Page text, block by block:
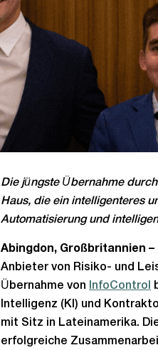
Die jüngste Übernahme
Haus, die ein intelligenteres
Automatisierung und
Abingdon, Großbritannien –
Anbieter von Risiko- und
Übernahme von
InfoControl
Intelligenz (KI) und
mit Sitz in Lateinamerika.
erfolgreiche